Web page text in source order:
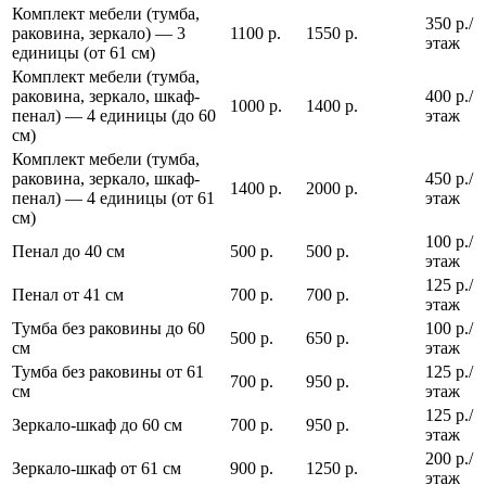
Комплект мебели (тумба,
раковина, зеркало) — 3
единицы (от 61 см)
1100 р. 1550 р.
350 р./
этаж
Комплект мебели (тумба,
раковина, зеркало, шкаф-
пенал) — 4 единицы (до 60
см)
1000 р. 1400 р.
400 р./
этаж
Комплект мебели (тумба,
раковина, зеркало, шкаф-
пенал) — 4 единицы (от 61
см)
1400 р. 2000 р.
450 р./
этаж
Пенал до 40 см 500 р. 500 р.
100 р./
этаж
Пенал от 41 см
700 р. 700 р.
125 р./
этаж
Тумба без раковины до 60
см
500 р. 650 р.
100 р./
этаж
Тумба без раковины от 61
см
700 р. 950 р.
125 р./
этаж
Зеркало-шкаф до 60 см
700 р. 950 р.
125 р./
этаж
Зеркало-шкаф от 61 см
900 р. 1250 р.
200 р./
этаж